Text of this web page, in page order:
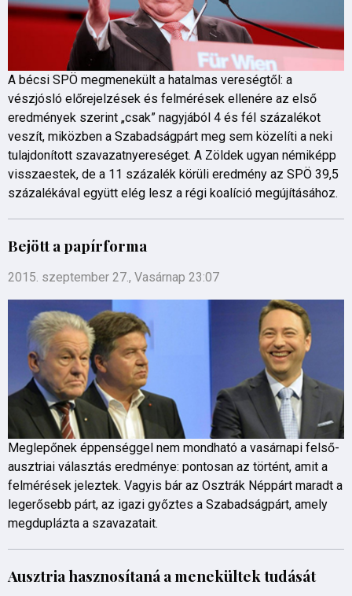
A bécsi SPÖ megmenekült a hatalmas vereségtől: a
vészjósló előrejelzések és felmérések ellenére az első
eredmények szerint „csak” nagyjából 4 és fél százalékot
veszít, miközben a Szabadságpárt meg sem közelíti a neki
tulajdonított szavazatnyereséget. A Zöldek ugyan némiképp
visszaestek, de a 11 százalék körüli eredmény az SPÖ 39,5
százalékával együtt elég lesz a régi koalíció megújításához.
Bejött a papírforma
2015. szeptember 27., Vasárnap 23:07
Meglepőnek éppenséggel nem mondható a vasárnapi felső-
ausztriai választás eredménye: pontosan az történt, amit a
felmérések jeleztek. Vagyis bár az Osztrák Néppárt maradt a
legerősebb párt, az igazi győztes a Szabadságpárt, amely
megduplázta a szavazatait.
Ausztria hasznosítaná a menekültek tudását